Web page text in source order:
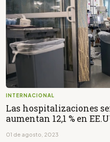
INTERNACIONAL
Las hospitalizaciones
aumentan 12,1 % en
01 de agosto, 2023